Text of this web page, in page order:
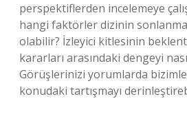
perspektiflerden incelemeye
hangi faktörler dizinin
olabilir? İzleyici kitlesinin
kararları arasındaki dengeyi
Görüşlerinizi yorumlarda
konudaki tartışmayı